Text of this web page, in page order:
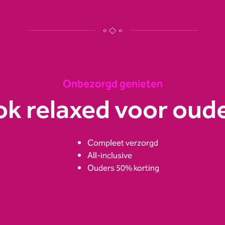
Onbezorgd genieten
relaxed voor
Compleet verzorgd
All-inclusive
Ouders 50% korting